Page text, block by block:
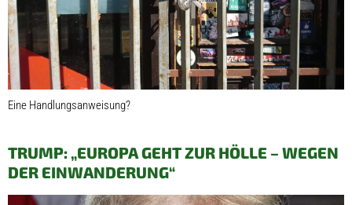
Eine Handlungsanweisung?
TRUMP: „EUROPA GEHT ZUR HÖLLE – WEGEN
DER EINWANDERUNG“